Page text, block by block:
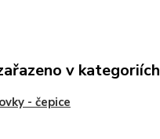
v kategoriích
- čepice